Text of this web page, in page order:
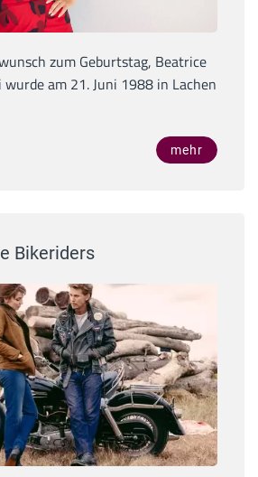
zum Geburtstag, Beatrice
wurde am 21. Juni 1988 in Lachen
mehr
Bikeriders